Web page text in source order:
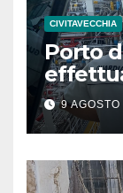
CIVITAVECCHIA
Porto
nave
9